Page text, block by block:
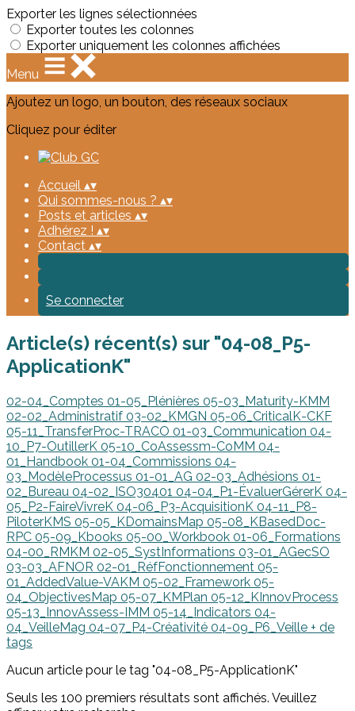
Exporter les lignes sélectionnées
Exporter toutes les colonnes
Exporter uniquement les colonnes affichées
Menu
Ajoutez un logo, un bouton, des réseaux sociaux
Cliquez pour éditer
Accueil ▴▾
Qui sommes-nous ? ▴▾
Posts et articles ▴▾
Adhérez ! ▴▾
Contact ▴▾
Se connecter
Article(s) récent(s) sur "04-08_P5-
ApplicationK"
02-04_Comptes 01-05_Plénières 05-03_Maturity-KMM
02-02_Administratif 03-02_KMGN 05-06_CriticalK-CKF
05-11_TransferProc-TRACO 01-03_Communication 04-
10_P7-OutillerK 05-10_CoAssessm-CoMM 04-
01_Handbook 01-04_Commissions 04-
03_ModèleProcessus 01-01_AG 02-03_Adhésions 01-
02_Bureau 04-02_ISO30401 04-04_P1-ÉvaluerGérerK 04-
05_P2-FaireVivreK 04-06_P3-AcquisitionK 04-11_P8-
PiloterKMS 05-05_KDomainsMap 05-08_KBasedDoc-
RPC 05-09_Kbooks 05-00_Workbook 01-06_Formations
04-00_RMKM 02-05_SystInformations 03-01_AGecSO
03-03_AFNOR 02-01_RéfFonctionnement 05-
01_AddedValue-VAKM 05-02_Framework 05-
04_ObjectivesMap 05-07_KMPlan 05-12_KInnovProcess
05-13_InnovAssess-IMM 05-14_Indicators 04-
04_VeilleMag 04-07_P4-Créativité 04-09_P6_Veille + de
tags
Aucun article pour le tag "04-08_P5-ApplicationK"
Seuls les 100 premiers résultats sont affichés. Veuillez